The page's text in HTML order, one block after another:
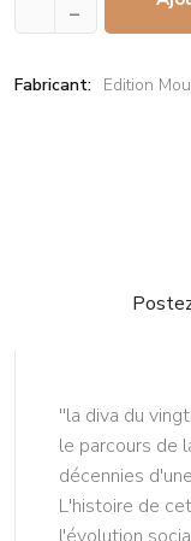
–
Fabricant: Edition
''la diva du
le parcours de
décennies
L'histoire de